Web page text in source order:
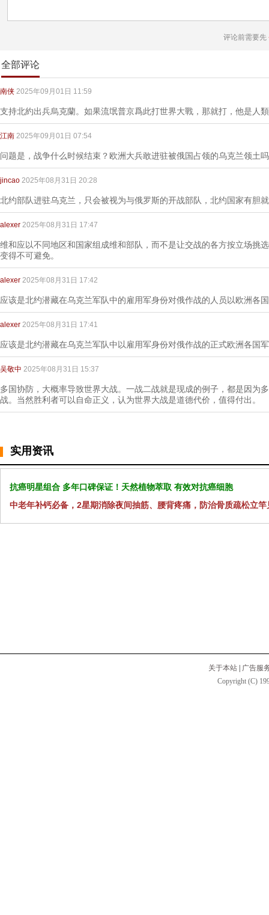
评论前需要先
全部评论
南侠 2025年09月01日 11:59
支持北約出兵烏克蘭。如果流氓普京爲此打世界大戰，那就打，他是人
江南 2025年09月01日 07:54
问题是，战争什么时候结束？欧洲大兵敢进驻被俄国占领的乌克兰领土吗
jincao 2025年08月31日 20:28
北约部队进驻乌克兰，只会被视为与俄罗斯的开战部队，北约国家有胆
alexer 2025年08月31日 17:47
维和应以不同地区和国家组成维和部队，而不是让交战的各方按立场挑
变得不可避免。
alexer 2025年08月31日 17:42
应该是北约潜藏在乌克兰军队中的雇用军身份对俄作战的人员以欧洲各
alexer 2025年08月31日 17:41
应该是北约潜藏在乌克兰军队中以雇用军身份对俄作战的正式欧洲各国
吴敬中 2025年08月31日 15:37
多国协防，大概率导致世界大战。一战二战就是现成的例子，都是因为
战。当然胜利者可以自命正义，认为世界大战是道德代价，值得付出。
实用资讯
抗癌明星组合 多年口碑保证！天然植物萃取 有效对抗癌细胞
中老年补钙必备，2星期消除夜间抽筋、腰背疼痛，防治骨质疏松立竿
关于本站
广告服
Copyright (C)